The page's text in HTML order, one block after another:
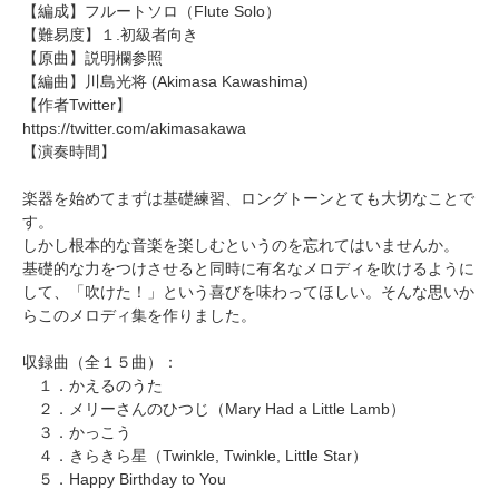
【編成】フルートソロ（Flute Solo）
【難易度】１.初級者向き
【原曲】説明欄参照
【編曲】
川島光将 (Akimasa Kawashima)
【作者Twitter】
https://twitter.com/akimasakawa
【演奏時間】
楽器を始めてまずは基礎練習、ロングトーンとても大切なことで
す。
しかし根本的な音楽を楽しむというのを忘れてはいませんか。
基礎的な力をつけさせると同時に有名なメロディを吹けるように
して、「吹けた！」という喜びを味わってほしい。そんな思いか
らこのメロディ集を作りました。
収録曲（全１５曲）：
１．かえるのうた
２．
メリーさんのひつじ（Mary Had a Little Lamb）
３．かっこう
４． きらきら星（Twinkle, Twinkle, Little Star）
５． Happy Birthday to You